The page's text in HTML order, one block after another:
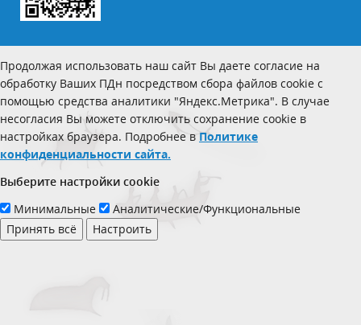
Продолжая использовать наш сайт Вы даете согласие на
обработку Ваших ПДн посредством сбора файлов cookie с
помощью средства аналитики "Яндекс.Метрика". В случае
несогласия Вы можете отключить сохранение cookie в
настройках браузера. Подробнее в Политике
конфиденциальности сайта.
Выберите настройки cookie
Минимальные
Аналитические/Функциональные
Принять всё
Настроить